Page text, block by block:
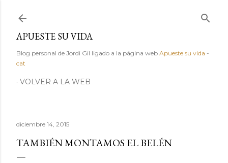
APUESTE SU VIDA
Blog personal de Jordi Gil ligado a la página web Apueste su vida -
cat
VOLVER A LA WEB
diciembre 14, 2015
TAMBIÉN MONTAMOS EL BELÉN